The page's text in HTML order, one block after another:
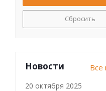
Сбросить
Новости Все
20 октября 2025